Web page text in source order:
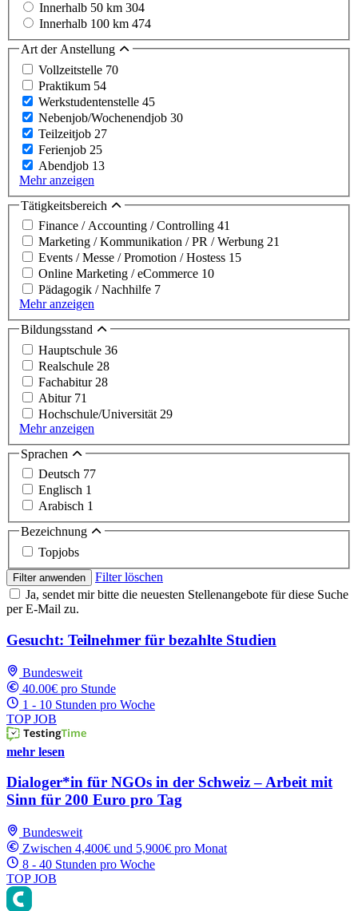
Innerhalb 50 km 304
Innerhalb 100 km 474
Art der Anstellung
Vollzeitstelle 70
Praktikum 54
Werkstudentenstelle 45
Nebenjob/Wochenendjob 30
Teilzeitjob 27
Ferienjob 25
Abendjob 13
Mehr anzeigen
Tätigkeitsbereich
Finance / Accounting / Controlling 41
Marketing / Kommunikation / PR / Werbung 21
Events / Messe / Promotion / Hostess 15
Online Marketing / eCommerce 10
Pädagogik / Nachhilfe 7
Mehr anzeigen
Bildungsstand
Hauptschule 36
Realschule 28
Fachabitur 28
Abitur 71
Hochschule/Universität 29
Mehr anzeigen
Sprachen
Deutsch 77
Englisch 1
Arabisch 1
Bezeichnung
Topjobs
Filter anwenden
Filter löschen
Ja, sendet mir bitte die neuesten Stellenangebote für diese Suche
per E-Mail zu.
Gesucht: Teilnehmer für bezahlte Studien
Bundesweit
40.00€ pro Stunde
1 - 10 Stunden pro Woche
TOP JOB
mehr lesen
Dialoger*in für NGOs in der Schweiz – Arbeit mit
Sinn für 200 Euro pro Tag
Bundesweit
Zwischen 4,400€ und 5,900€ pro Monat
8 - 40 Stunden pro Woche
TOP JOB